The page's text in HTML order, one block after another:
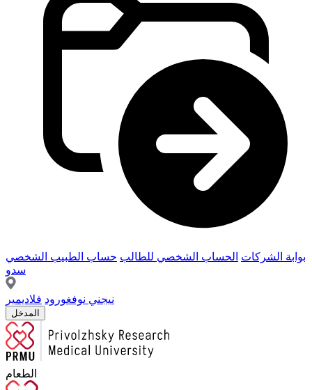
بوابة الشركات الحساب الشخصي للطالب حساب الطبيب الشخصي
سدو
نيجني نوفغورود فلاديمير
المدخل
الطعام